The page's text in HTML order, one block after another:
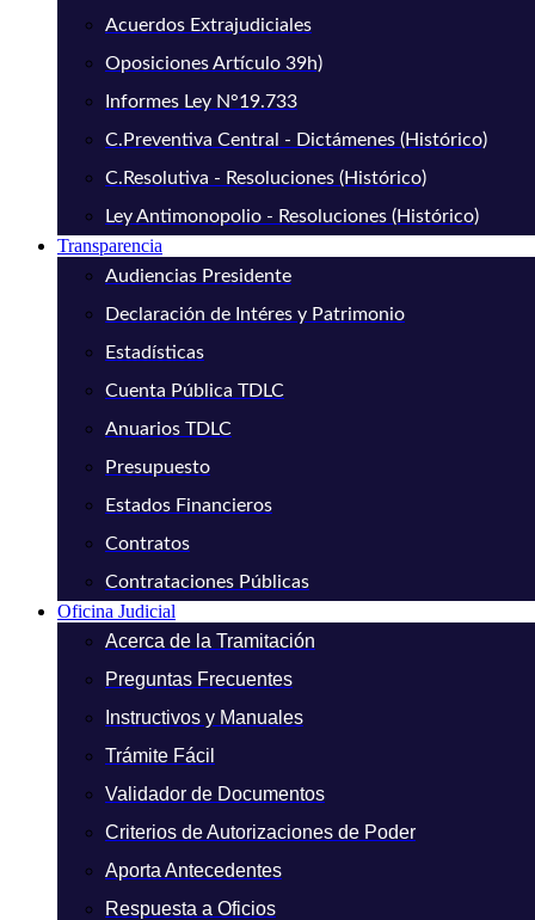
Acuerdos Extrajudiciales
Oposiciones Artículo 39h)
Informes Ley N°19.733
C.Preventiva Central - Dictámenes (Histórico)
C.Resolutiva - Resoluciones (Histórico)
Ley Antimonopolio - Resoluciones (Histórico)
Transparencia
Audiencias Presidente
Declaración de Intéres y Patrimonio
Estadísticas
Cuenta Pública TDLC
Anuarios TDLC
Presupuesto
Estados Financieros
Contratos
Contrataciones Públicas
Oficina Judicial
Acerca de la Tramitación
Preguntas Frecuentes
Instructivos y Manuales
Trámite Fácil
Validador de Documentos
Criterios de Autorizaciones de Poder
Aporta Antecedentes
Respuesta a Oficios